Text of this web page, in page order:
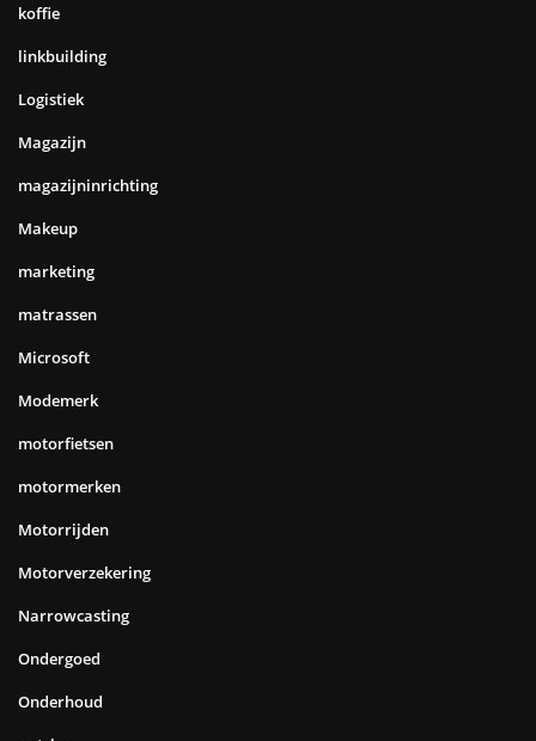
koffie
linkbuilding
Logistiek
Magazijn
magazijninrichting
Makeup
marketing
matrassen
Microsoft
Modemerk
motorfietsen
motormerken
Motorrijden
Motorverzekering
Narrowcasting
Ondergoed
Onderhoud